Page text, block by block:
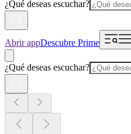
¿Qué deseas escuchar?
Abrir appDescubre Prime
¿Qué deseas escuchar?